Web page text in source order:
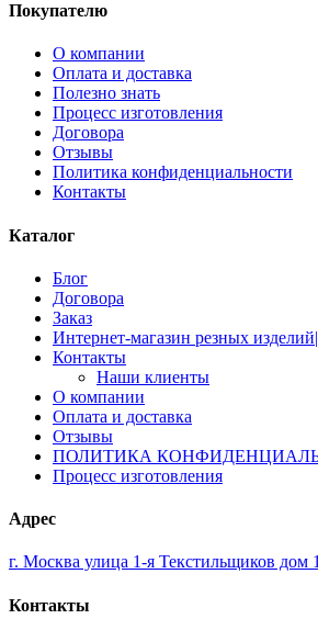
Покупателю
О компании
Оплата и доставка
Полезно знать
Процесс изготовления
Договора
Отзывы
Политика конфиденциальности
Контакты
Каталог
Блог
Договора
Заказ
Интернет-магазин резных
Контакты
Наши клиенты
О компании
Оплата и доставка
Отзывы
ПОЛИТИКА
Процесс изготовления
Адрес
г. Москва улица 1-я Текстильщиков дом
Контакты